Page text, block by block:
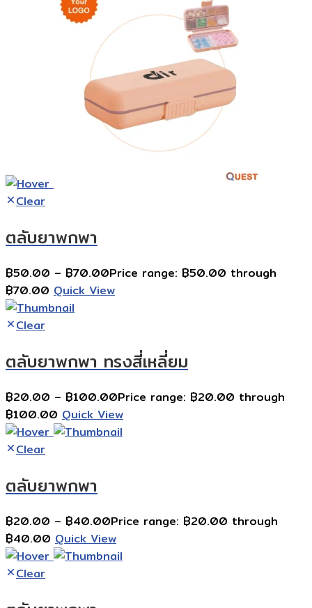
Clear
ตลับยาพกพา
฿50.00 – ฿70.00Price range: ฿50.00 through
฿70.00 Quick View
Clear
ตลับยาพกพา ทรงสี่เหลี่ยม
฿20.00 – ฿100.00Price range: ฿20.00 through
฿100.00 Quick View
Clear
ตลับยาพกพา
฿20.00 – ฿40.00Price range: ฿20.00 through
฿40.00 Quick View
Clear